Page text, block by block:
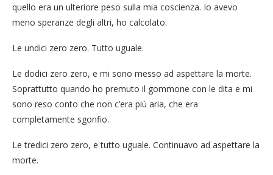
quello era un ulteriore peso sulla mia coscienza. Io avevo
meno speranze degli altri, ho calcolato.
Le undici zero zero. Tutto uguale.
Le dodici zero zero, e mi sono messo ad aspettare la morte.
Soprattutto quando ho premuto il gommone con le dita e mi
sono reso conto che non c’era più aria, che era
completamente sgonfio.
Le tredici zero zero, e tutto uguale. Continuavo ad aspettare la
morte.